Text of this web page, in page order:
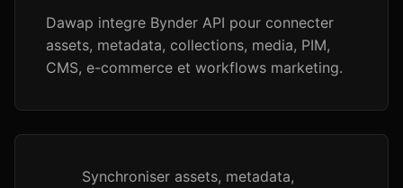
Dawap integre Bynder API pour connecter
assets, metadata, collections, media, PIM,
CMS, e-commerce et workflows marketing.
Synchroniser assets, metadata,